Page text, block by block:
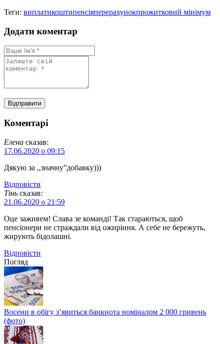
Теги: виплатикоштипенсіяперерахунокпрожитковий мінімум
Додати коментар
Коментарі
Елена сказав:
17.06.2020 о 09:15
Дякую за ,,значну”добавку)))
Відповіcти
Тінь сказав:
21.06.2020 о 21:59
Оце заживем! Слава зе команді! Так стараються, щоб
пенсіонери не страждали від ожиріння. А себе не бережуть,
жирують бідолашні.
Відповіcти
Погляд
Восени в обігу з’явиться банкнота номіналом 2 000 гривень
(фото)